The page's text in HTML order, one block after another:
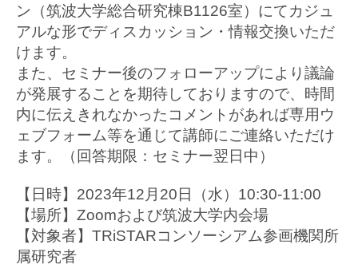
ン（筑波大学総合研究棟B1126室）にてカジュ
アルな形でディスカッション・情報交換いただ
けます。
また、セミナー後のフォローアップにより議論
が発展することを期待しておりますので、時間
内に伝えきれなかったコメントがあれば専用ウ
ェブフォーム等を通じて講師にご連絡いただけ
ます。（回答期限：セミナー翌日中）
【日時】2023年12月20日（水）10:30-11:00
【場所】Zoomおよび筑波大学内会場
【対象者】TRiSTARコンソーシアム参画機関所
属研究者